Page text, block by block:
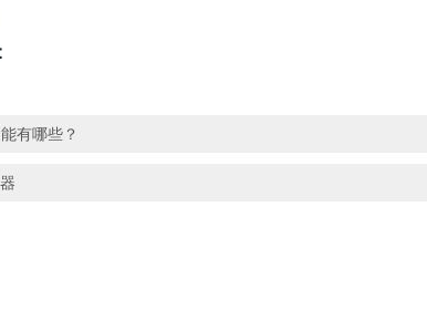
：
有哪些？